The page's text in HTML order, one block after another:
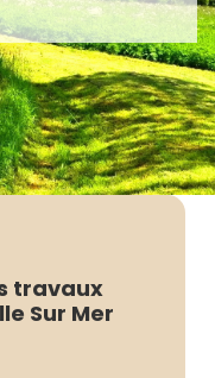
travaux
Sur Mer